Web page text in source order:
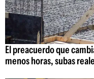
El preacuerdo que
menos horas, subas